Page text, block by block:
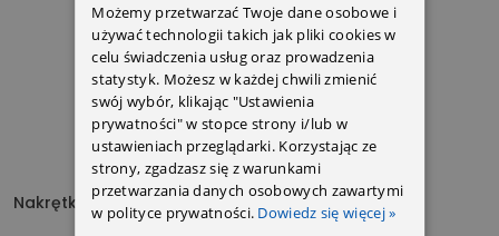
Nakrętka czujnika ciśnienia
w oponach
Możemy przetwarzać Twoje dane osobowe i
używać technologii takich jak pliki cookies w
celu świadczenia usług oraz prowadzenia
statystyk. Możesz w każdej chwili zmienić
swój wybór, klikając "Ustawienia
prywatności" w stopce strony i/lub w
ustawieniach przeglądarki. Korzystając ze
strony, zgadzasz się z warunkami
przetwarzania danych osobowych zawartymi
w polityce prywatności. Dowiedz się więcej »